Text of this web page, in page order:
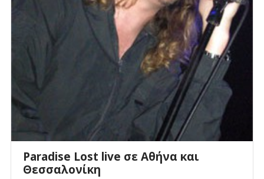
Paradise Lost live σε Αθήνα και
Θεσσαλονίκη